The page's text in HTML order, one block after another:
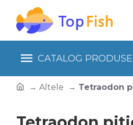
CATALOG PRODUSE
Altele Tetraodon